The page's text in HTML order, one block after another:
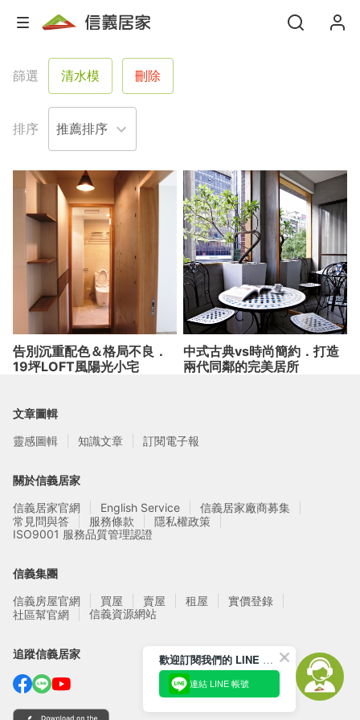
篩選 清水模 刪除
排序
告別沉重配色＆格局不良．
19坪LOFT風陽光小宅
中式古典vs時尚簡約．打造
兩代同鄰的完美居所
文章圖輯
靈感圖輯
知識文章 訂閱電子報
關於信義居家
信義居家官網
English Service
信義居家廠商募集
常見問與答
服務條款
隱私權政策
ISO9001 服務品質管理認證
信義集團
信義房屋官網
買屋 賣屋 租屋
實價登錄
社區幫官網
信義資源網站
追蹤信義居家 歡迎訂閱我們的 LINE 官方帳號
連結 LINE 帳號